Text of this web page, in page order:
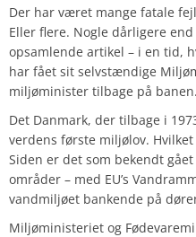
Der har været mange fatale
Eller flere. Nogle dårligere
opsamlende artikel – i en tid,
har fået sit selvstændige
miljøminister tilbage på banen.
Det Danmark, der tilbage i
verdens første miljølov.
Siden er det som bekendt
områder – med EU’s
vandmiljøet bankende på
Miljøministeriet og